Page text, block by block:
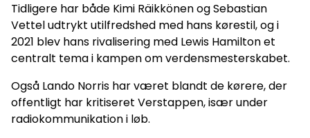
Tidligere har både Kimi Räikkönen og Sebastian
Vettel udtrykt utilfredshed med hans kørestil, og i
2021 blev hans rivalisering med Lewis Hamilton et
centralt tema i kampen om verdensmesterskabet.
Også Lando Norris har været blandt de kørere, der
offentligt har kritiseret Verstappen, især under
radiokommunikation i løb.